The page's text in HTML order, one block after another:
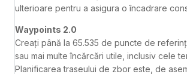
ulterioare pentru a asigura o încadrare
Waypoints 2.0
Creați până la 65.535 de puncte de
sau mai multe încărcări utile, inclusiv cele
Planificarea traseului de zbor este, de